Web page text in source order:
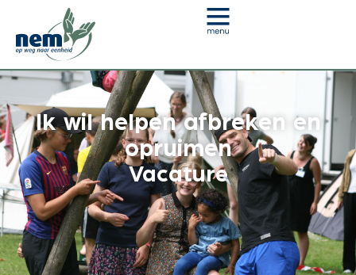
Ik wil helpen afbreken en
opruimen
Vacature